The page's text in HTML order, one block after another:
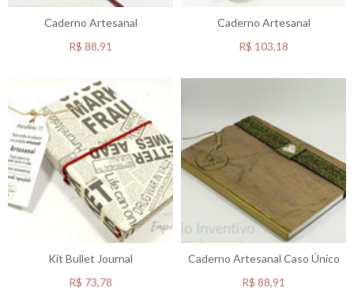
Caderno Artesanal
R$ 88,91
Caderno Artesanal
R$ 103,18
Kit Bullet Journal
R$ 73,78
Caderno Artesanal Caso Único
R$ 88,91